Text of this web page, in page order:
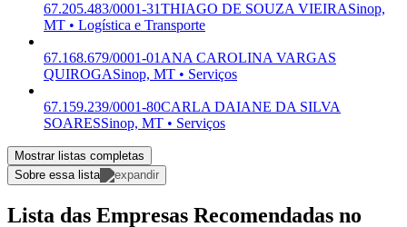
67.205.483/0001-31THIAGO DE SOUZA VIEIRASinop,
MT • Logística e Transporte
67.168.679/0001-01 ANA CAROLINA VARGAS
QUIROGASinop, MT • Serviços
67.159.239/0001-80CARLA DAIANE DA SILVA
SOARESSinop, MT • Serviços
Mostrar listas completas
Sobre essa lista
Lista das Empresas Recomendadas no